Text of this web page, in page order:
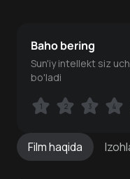
Filmhaqida
Baho bering
Sun'iy intellekt siz
bo'ladi
1 2 3 4
1 2 3 4